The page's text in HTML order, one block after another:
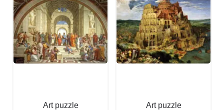
Art puzzle
Art puzzle